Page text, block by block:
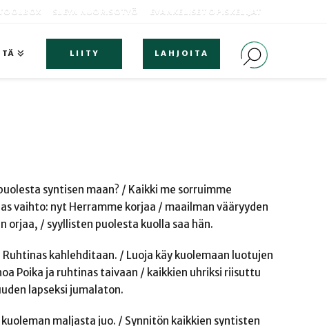
SLEYN NUORISOTYÖ EVANKELISET OPISKELIJAT
LIITY LAHJOITA
syntisen maan? / Kaikki me sorruimme
vaihto: nyt Herramme korjaa / maailman vääryyden
orjaa, / syyllisten puolesta kuolla saa hän.
kahlehditaan. / Luoja käy kuolemaan luotujen
Poika ja ruhtinas taivaan / kaikkien uhriksi riisuttu
lapseksi jumalaton.
maljasta juo. / Synnitön kaikkien syntisten